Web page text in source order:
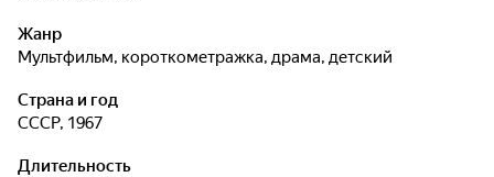
Жанр
мультфильм, короткометражка, драма, детский
Страна и год
СССР, 1967
Длительность